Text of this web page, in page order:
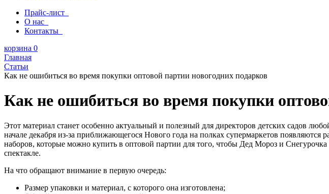
Прайс-лист
О нас
Контакты
корзина 0
Главная
Статьи
Как не ошибиться во время покупки оптовой партии новогодних подарков
Как не ошибиться во время покупки
Этот материал станет особенно актуальный и полезный для директоров детских садов
начале декабря из-за приближающегося Нового года на полках супермаркетов появляются
наборов, которые можно купить в оптовой партии для того, чтобы Дед Мороз и
спектакле.
На что обращают внимание в первую очередь:
Размер упаковки и материал, с которого она изготовлена;